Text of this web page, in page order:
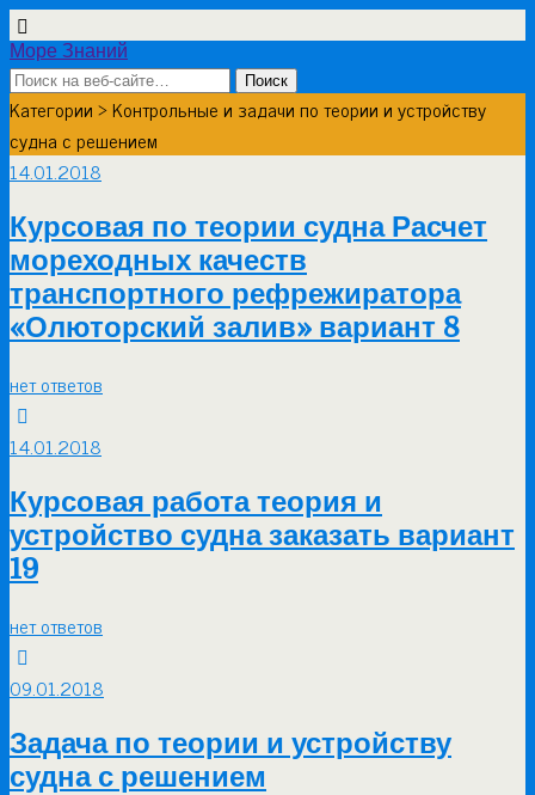
Море Знаний
Категории ›Контрольные и задачи по теории и устройству
судна с решением
14.01.2018
Курсовая по теории судна Расчет
мореходных качеств
транспортного рефрежиратора
«Олюторский залив» вариант 8
нет ответов
14.01.2018
Курсовая работа теория и
устройство судна заказать вариант
19
нет ответов
09.01.2018
Задача по теории и устройству
судна с решением